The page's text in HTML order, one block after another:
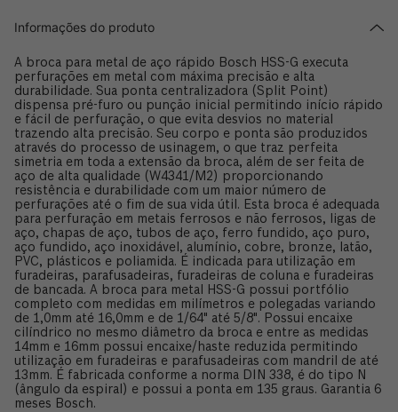
Informações do produto
A broca para metal de aço rápido Bosch HSS-G executa
perfurações em metal com máxima precisão e alta
durabilidade. Sua ponta centralizadora (Split Point)
dispensa pré-furo ou punção inicial permitindo início rápido
e fácil de perfuração, o que evita desvios no material
trazendo alta precisão. Seu corpo e ponta são produzidos
através do processo de usinagem, o que traz perfeita
simetria em toda a extensão da broca, além de ser feita de
aço de alta qualidade (W4341/M2) proporcionando
resistência e durabilidade com um maior número de
perfurações até o fim de sua vida útil. Esta broca é adequada
para perfuração em metais ferrosos e não ferrosos, ligas de
aço, chapas de aço, tubos de aço, ferro fundido, aço puro,
aço fundido, aço inoxidável, alumínio, cobre, bronze, latão,
PVC, plásticos e poliamida. É indicada para utilização em
furadeiras, parafusadeiras, furadeiras de coluna e furadeiras
de bancada. A broca para metal HSS-G possui portfólio
completo com medidas em milímetros e polegadas variando
de 1,0mm até 16,0mm e de 1/64" até 5/8". Possui encaixe
cilíndrico no mesmo diâmetro da broca e entre as medidas
14mm e 16mm possui encaixe/haste reduzida permitindo
utilização em furadeiras e parafusadeiras com mandril de até
13mm. É fabricada conforme a norma DIN 338, é do tipo N
(ângulo da espiral) e possui a ponta em 135 graus. Garantia 6
meses Bosch.